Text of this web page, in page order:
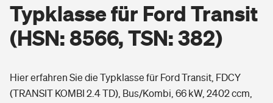
Berufsunfähigkeitsversicherung
Erwerbsunfähigkeitsversicherung
Grundfähigkeitsversicherung
Wohnen
Freizeit
Typklasse für Ford Transit
(HSN: 8566, TSN: 382)
Hier erfahren Sie die Typklasse für Ford Transit, FDCY
(TRANSIT KOMBI 2.4 TD), Bus/Kombi, 66 kW, 2402 ccm,